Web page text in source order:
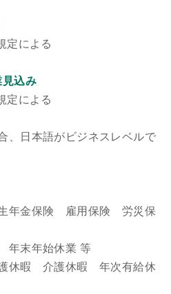
定による
込み
定による
、日本語がビジネスレベルで
年金保険 雇用保険 労災保
末年始休業 等
暇 介護休暇 年次有給休